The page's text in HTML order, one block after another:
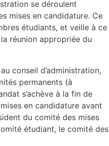
se déroulent
mises en candidature. Ce
étudiants, et veille à ce
réunion appropriée du
conseil d’administration,
permanents (à
s’achève à la fin de
en candidature avant
du comité des mises
étudiant, le comité des